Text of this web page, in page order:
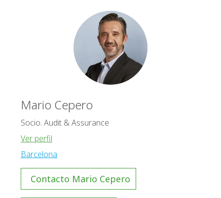
Mario Cepero
Socio. Audit & Assurance
Ver perfil
Barcelona
Contacto Mario Cepero